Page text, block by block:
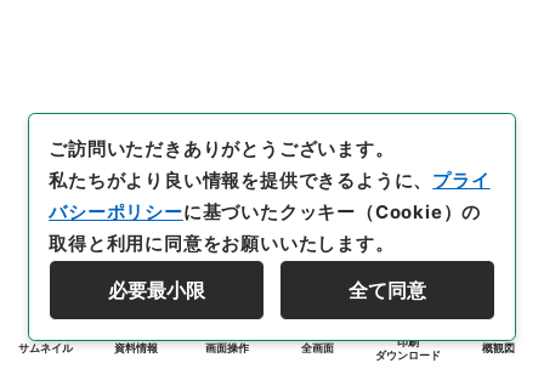
サムネイル 資料情報 画面操作 全画面
印刷
ダウンロード
概観図
ご訪問いただきありがとうございます。
私たちがより良い情報を提供できるように、 プライ
バシーポリシーに基づいたクッキー（Cookie）の
取得と利用に同意をお願いいたします。
必要最小限 全て同意